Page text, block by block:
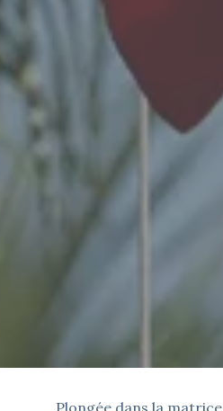
Plongée dans la matrice